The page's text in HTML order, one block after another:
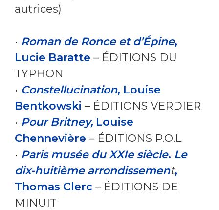
autrices)
• Roman de Ronce et d’Épine,
Lucie Baratte – ÉDITIONS DU
TYPHON
• Constellucination, Louise
Bentkowski – ÉDITIONS VERDIER
• Pour Britney, Louise
Chennevière – ÉDITIONS P.O.L
• Paris musée du XXIe siècle. Le
dix-huitième arrondissement,
Thomas Clerc – ÉDITIONS DE
MINUIT